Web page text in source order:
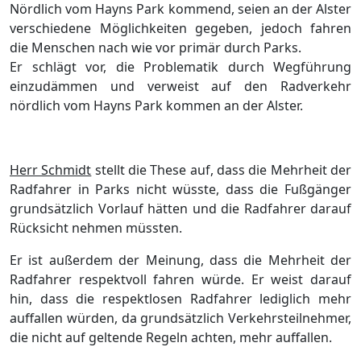
Nördlich vom Hayns Park kommend, seien an der Alster
verschiedene Möglichkeiten gegeben, jedoch fahren
die Menschen nach wie vor primär durch Parks.
Er schlägt vor, die Problematik durch Wegführung
einzudämmen und verweist auf den Radverkehr
nördlich vom Hayns Park kommen an der Alster.
Herr Schmidt stellt die These auf, dass die Mehrheit der
Radfahrer in Parks nicht wüsste, dass die Fußgänger
grundsätzlich Vorlauf hätten und die Radfahrer darauf
Rücksicht nehmen müssten.
Er ist außerdem der Meinung, dass die Mehrheit der
Radfahrer respektvoll fahren würde. Er weist darauf
hin, dass die respektlosen Radfahrer lediglich mehr
auffallen würden, da grundsätzlich Verkehrsteilnehmer,
die nicht auf geltende Regeln achten, mehr auffallen.